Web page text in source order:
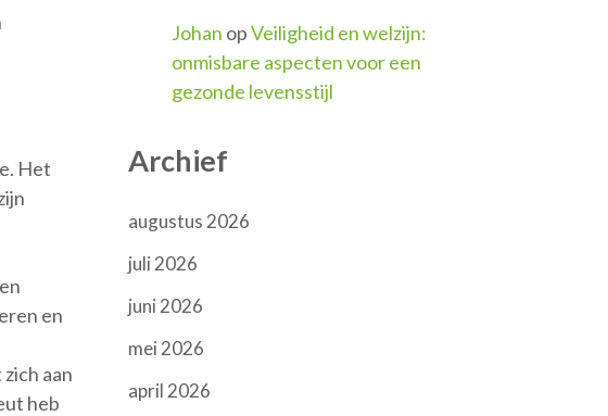
Het
en
aan
heb
Johan opVeiligheid en welzijn:
onmisbare aspecten voor een
gezonde levensstijl
Archief
augustus 2026
juli 2026
juni 2026
mei 2026
april 2026